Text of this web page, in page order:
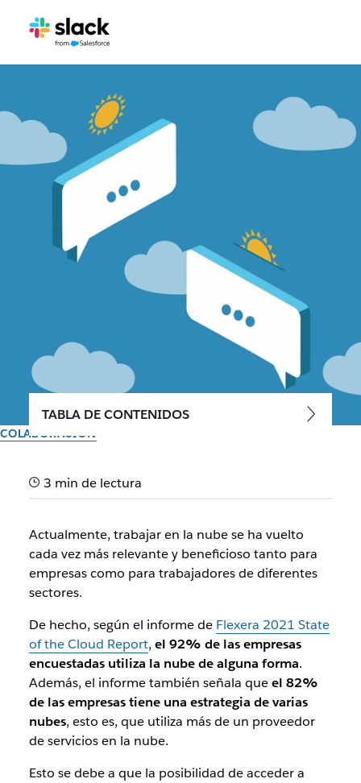
COLABORACIÓN
Trabajar en la nube: todo lo
respecto
Del equipo de Slack
14 de junio de 2023
TABLA DE CONTENIDOS
3 min de lectura
Actualmente, trabajar en la nube se ha vuelto
cada vez más relevante y beneficioso tanto para
empresas como para trabajadores de diferentes
sectores.
De hecho, según el informe de Flexera 2021 State
of the Cloud Report, el 92% de las empresas
encuestadas utiliza la nube de alguna forma.
Además, el informe también señala queel 82%
de las empresas tiene una estrategia de varias
nubes, esto es, que utiliza más de un proveedor
de servicios en la nube.
Esto se debe a que la posibilidad de acceder a